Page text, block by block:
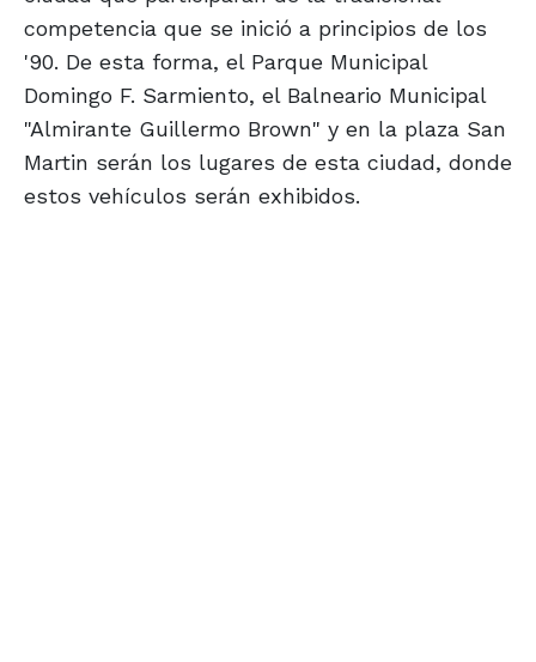
competencia que se inició a principios de los
'90. De esta forma, el Parque Municipal
Domingo F. Sarmiento, el Balneario Municipal
"Almirante Guillermo Brown" y en la plaza San
Martin serán los lugares de esta ciudad, donde
estos vehículos serán exhibidos.